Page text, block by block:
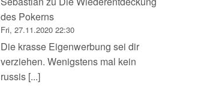
des Pokerns
Fri, 27.11.2020 22:30
Die krasse Eigenwerbung sei dir
verziehen. Wenigstens mal kein
russis [...]